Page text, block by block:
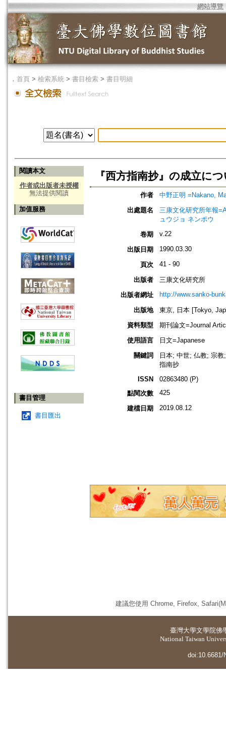
網站導覽
． 首頁 > 檢索系統 > 書目檢索 > 書目明細
閱讀本文
作者或出版者未授權
無法提供閱讀
加值服務
書目管理
書目匯出
『西方指南抄』の成立に
作者
中野正明 =Nakano,
出處題名
三康文化研究所年報
ュウジョ ネンポウ
卷期
v.22
出版日期 1990.03.30
頁次 41 - 90
出版者
三康文化研究所
出版者網址
http://www.sanko-
出版地
東京, 日本 [Tokyo,
資料類型
期刊論文=Journal
使用語言
日文=Japanese
關鍵詞
日本; 中世; 仏教; 宗
指南抄
ISSN
02863480 (P)
點閱次數
425
建檔日期 2019.08.12
建議您使用 Chrome, Firefox,
臺灣大學文學院佛
National Taiwan
doi:10.6681/